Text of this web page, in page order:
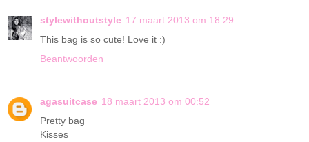
stylewithoutstyle 17 maart 2013 om 18:29
This bag is so cute! Love it :)
Beantwoorden
agasuitcase 18 maart 2013 om 00:52
Pretty bag
Kisses